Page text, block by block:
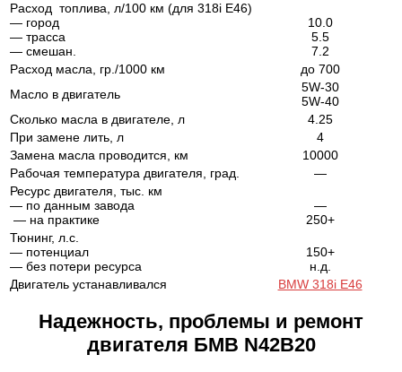
Расход топлива, л/100 км (для 318i E46)
— город
— трасса
— смешан.
10.0
5.5
7.2
Расход масла, гр./1000 км
до 700
Масло в двигатель
5W-30
5W-40
Сколько масла в двигателе, л
4.25
При замене лить, л
4
Замена масла проводится, км
10000
Рабочая температура двигателя, град.
—
Ресурс двигателя, тыс. км
— по данным завода
— на практике
—
250+
Тюнинг, л.с.
— потенциал
— без потери ресурса
150+
н.д.
Двигатель устанавливался
BMW 318i E46
Надежность, проблемы и ремонт
двигателя БМВ N42B20